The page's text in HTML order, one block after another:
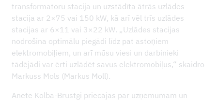
transformatoru stacija un uzstādīta ātrās uzlādes
stacija ar 2×75 vai 150 kW, kā arī vēl trīs uzlādes
stacijas ar 6×11 vai 3×22 kW. „Uzlādes stacijas
nodrošina optimālu piegādi līdz pat astoņiem
elektromobiļiem, un arī mūsu viesi un darbinieki
tādējādi var ērti uzlādēt savus elektromobiļus,“ skaidro
Markuss Mols (Markus Moll).
Anete Kolba-Brustgi priecājas par uzņēmumam un